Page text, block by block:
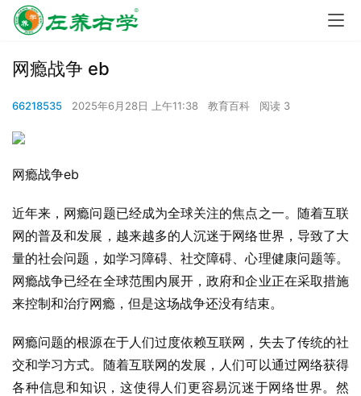
网瘾战争 eb
66218535 2025年6月28日 上午11:38 教育百科 阅读 3
网瘾战争eb
近年来，网瘾问题已经成为全球关注的焦点之一。随着互联
网的普及和发展，越来越多的人沉迷于网络世界，导致了大
量的社会问题，如学习障碍、社交障碍、心理健康问题等。
网瘾战争已经在全球范围内展开，政府和企业正在采取措施
来控制和治疗网瘾，但是这场战争还没有结束。
网瘾问题的根源在于人们过度依赖互联网，失去了传统的社
交和学习方式。随着互联网的发展，人们可以通过网络获得
各种信息和知识，这使得人们更容易沉迷于网络世界。然